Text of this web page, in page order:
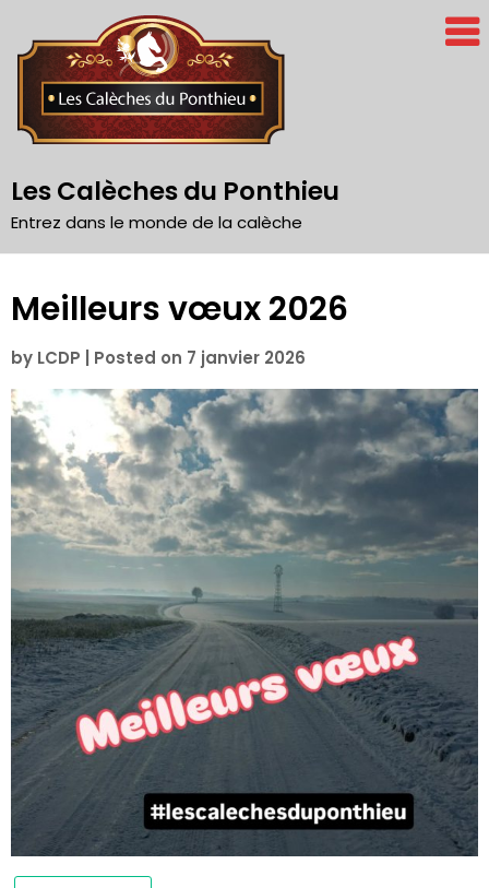
content
Les Calèches du Ponthieu
Entrez dans le monde de la calèche
Meilleurs vœux 2026
by LCDP Posted on 7 janvier 2026